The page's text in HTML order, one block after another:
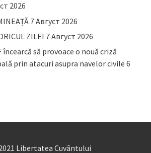
2026
7 Август 2026
ZILEI 7 Август 2026
încearcă să provoace o nouă criză
prin atacuri asupra navelor civile 6
Libertatea Cuvântului